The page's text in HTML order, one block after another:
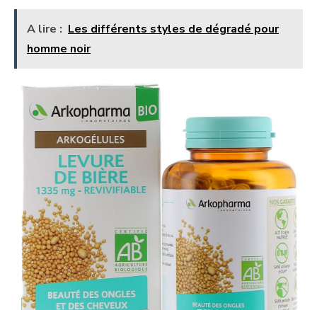
A lire : Les différents styles de dégradé pour
homme noir